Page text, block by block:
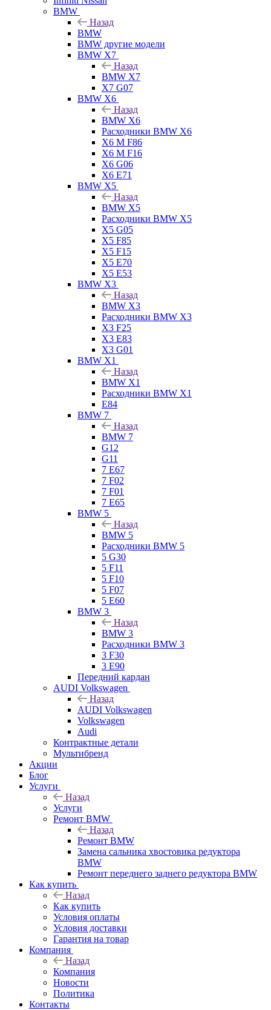
BMW
Назад
BMW
BMW другие модели
BMW X7
Назад
BMW X7
X7 G07
BMW X6
Назад
BMW X6
Расходники BMW X6
X6 M F86
X6 M F16
X6 G06
X6 E71
BMW X5
Назад
BMW X5
Расходники BMW X5
X5 G05
X5 F85
X5 F15
X5 E70
X5 E53
BMW X3
Назад
BMW X3
Расходники BMW X3
X3 F25
X3 E83
X3 G01
BMW X1
Назад
BMW X1
Расходники BMW X1
E84
BMW 7
Назад
BMW 7
G12
G11
7 Е67
7 F02
7 F01
7 E65
BMW 5
Назад
BMW 5
Расходники BMW 5
5 G30
5 F11
5 F10
5 F07
5 E60
BMW 3
Назад
BMW 3
Расходники BMW 3
3 F30
3 E90
Передний кардан
AUDI Volkswagen
Назад
AUDI Volkswagen
Volkswagen
Audi
Контрактные детали
Мультибренд
Акции
Блог
Услуги
Назад
Услуги
Ремонт BMW
Назад
Ремонт BMW
Замена сальника хвостовика редуктора
BMW
Ремонт переднего заднего редуктора BMW
Как купить
Назад
Как купить
Условия оплаты
Условия доставки
Гарантия на товар
Компания
Назад
Компания
Новости
Политика
Контакты